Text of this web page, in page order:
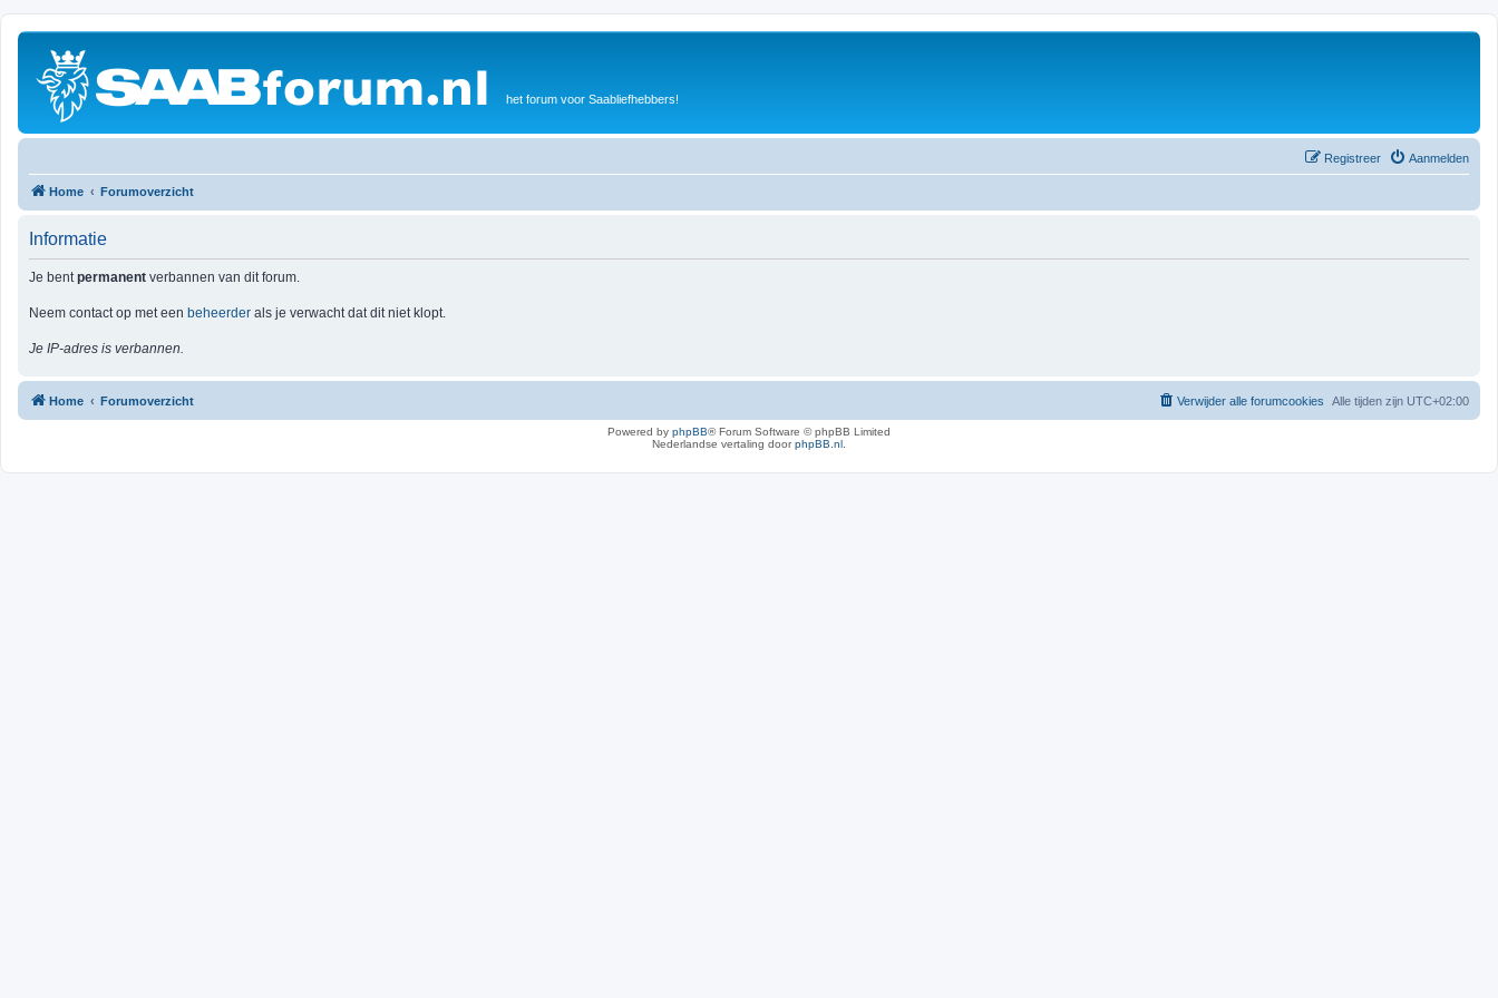
het forum voor Saabliefhebbers!
Aanmelden
Registreer
Home Forumoverzicht
Informatie
Je bentpermanent verbannen van dit forum.
Neem contact op met een beheerder als je verwacht dat dit niet klopt.
Je IP-adres is verbannen.
Home Forumoverzicht Alle tijden zijn UTC+02:00
Verwijder alle forumcookies
Powered by phpBB® Forum Software © phpBB Limited
Nederlandse vertaling doorphpBB.nl